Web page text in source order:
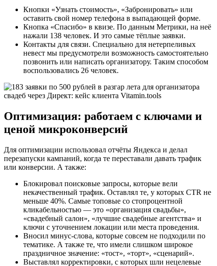
Кнопки «Узнать стоимость», «Забронировать» или
оставить свой номер телефона в выпадающей форме.
Кнопка «Спасибо» в квизе. По данным Метрики, на неё
нажали 138 человек. И это самые тёплые заявки.
Контакты для связи. Специально для нетерпеливых
невест мы предусмотрели возможность самостоятельно
позвонить или написать организатору. Таким способом
воспользовались 26 человек.
Оптимизация: работаем с ключами и
ценой микроконверсий
Для оптимизации использовал отчёты Яндекса и делал
перезапуски кампаний, когда те переставали давать трафик
или конверсии. А также:
Блокировал поисковые запросы, которые вели
некачественный трафик. Оставлял те, у которых CTR не
меньше 40%. Самые топовые со стопроцентной
кликабельностью — это «организация свадьбы»,
«свадебный салон», «лучшие свадебные агентства» и
ключи с уточнением локации или места проведения.
Вносил минус-слова, которые совсем не подходили по
тематике. А также те, что имели слишком широкое
праздничное значение: «тост», «торт», «сценарий».
Выставлял корректировки, с которых шли нецелевые